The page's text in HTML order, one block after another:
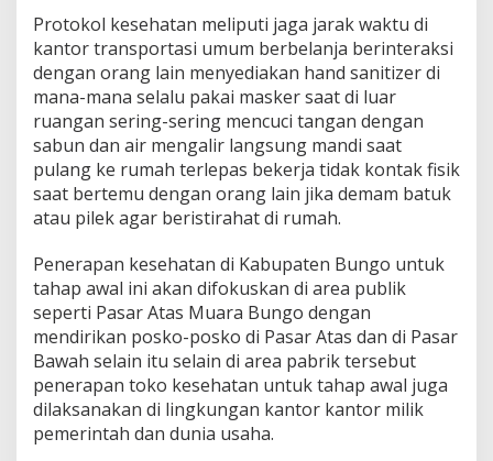
Protokol kesehatan meliputi jaga jarak waktu di
kantor transportasi umum berbelanja berinteraksi
dengan orang lain menyediakan hand sanitizer di
mana-mana selalu pakai masker saat di luar
ruangan sering-sering mencuci tangan dengan
sabun dan air mengalir langsung mandi saat
pulang ke rumah terlepas bekerja tidak kontak fisik
saat bertemu dengan orang lain jika demam batuk
atau pilek agar beristirahat di rumah.
Penerapan kesehatan di Kabupaten Bungo untuk
tahap awal ini akan difokuskan di area publik
seperti Pasar Atas Muara Bungo dengan
mendirikan posko-posko di Pasar Atas dan di Pasar
Bawah selain itu selain di area pabrik tersebut
penerapan toko kesehatan untuk tahap awal juga
dilaksanakan di lingkungan kantor kantor milik
pemerintah dan dunia usaha.